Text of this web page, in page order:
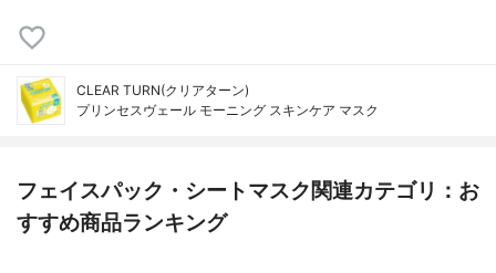
CLEAR TURN(クリアターン)
プリンセスヴェール モーニング スキンケア マスク
フェイスパック・シートマスク関連カテゴリ：お
すすめ商品ランキング